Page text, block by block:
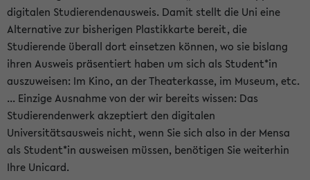
digitalen Studierendenausweis. Damit stellt die Uni eine
Alternative zur bisherigen Plastikkarte bereit, die
Studierende überall dort einsetzen können, wo sie bislang
ihren Ausweis präsentiert haben um sich als Student*in
auszuweisen: Im Kino, an der Theaterkasse, im Museum, etc.
... Einzige Ausnahme von der wir bereits wissen: Das
Studierendenwerk akzeptiert den digitalen
Universitätsausweis nicht, wenn Sie sich also in der Mensa
als Student*in ausweisen müssen, benötigen Sie weiterhin
Ihre Unicard.